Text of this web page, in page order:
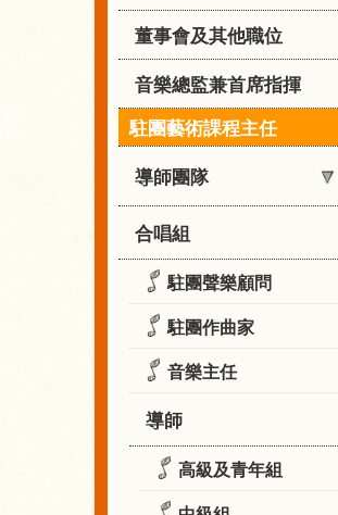
董事會及其他職位
音樂總監兼首席指揮
駐團藝術課程主任
導師團隊
合唱組
駐團聲樂顧問
駐團作曲家
音樂主任
導師
高級及青年組